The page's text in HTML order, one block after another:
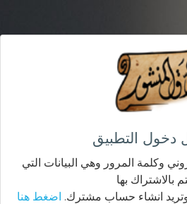
دخول التطبيق
وكلمة المرور وهي البيانات التي
بالاشتراك بها
وتريد انشاء حساب مشترك. اضغط هنا